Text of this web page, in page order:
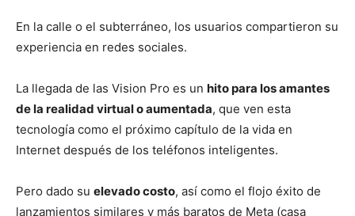
En la calle o el subterráneo, los usuarios compartieron su
experiencia en redes sociales.
La llegada de las Vision Pro es un hito para los amantes
de la realidad virtual o aumentada, que ven esta
tecnología como el próximo capítulo de la vida en
Internet después de los teléfonos inteligentes.
Pero dado su elevado costo, así como el flojo éxito de
lanzamientos similares y más baratos de Meta (casa